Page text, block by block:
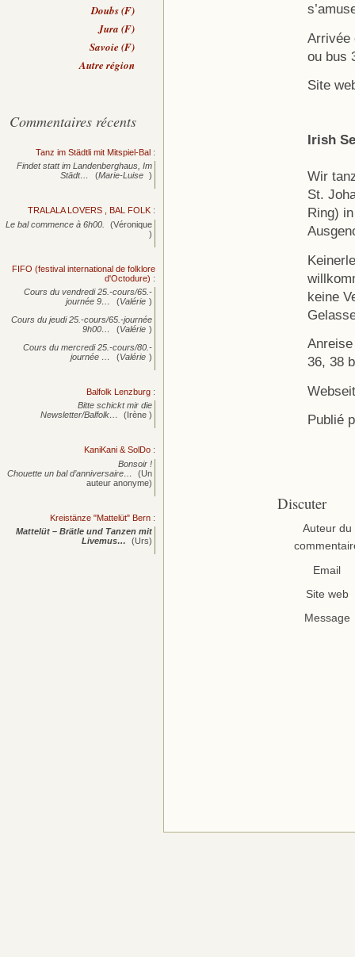
Arrivée
ou bus
Site
Irish
Wir
St.
Ring)
keine
36, 38
Publié
Discuter
Auteur du
Email
Site web
Message
Doubs (F)
Jura (F)
Savoie (F)
Autre région
Commentaires récents
Tanz im Städtli mit Mitspiel-Bal :
Findet statt im Landenberghaus, Im
Städt…
(Marie-Luise )
TRALALA LOVERS , BAL FOLK :
Le bal commence à 6h00.
(Véronique
)
FIFO (festival international de folklore
d'Octodure) :
Cours du vendredi 25.-cours/65.-
journée 9… (Valérie )
Cours du jeudi 25.-cours/65.-journée
9h00…
(Valérie )
Cours du mercredi 25.-cours/80.-
journée … (Valérie )
Balfolk Lenzburg :
Bitte schickt mir die
Newsletter/Balfolk…
(Irène )
KaniKani & SolDo :
Bonsoir !
Chouette un bal d’anniversaire…
(Un
auteur anonyme)
Kreistänze "Mattelüt" Bern :
Mattelüt – Brätle und Tanzen mit
Livemus…
(Urs)